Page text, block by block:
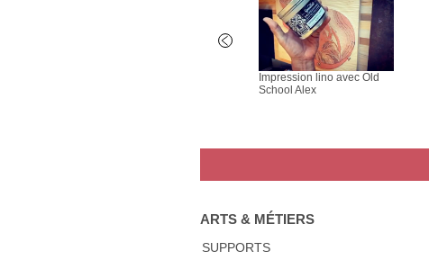
Impression lino avec Old
School Alex
ARTS & MÉTIERS
SUPPORTS